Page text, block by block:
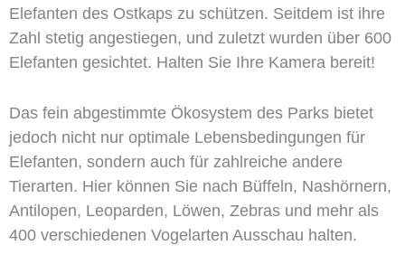
Elefanten des Ostkaps zu schützen. Seitdem ist ihre
Zahl stetig angestiegen, und zuletzt wurden über 600
Elefanten gesichtet. Halten Sie Ihre Kamera bereit!
Das fein abgestimmte Ökosystem des Parks bietet
jedoch nicht nur optimale Lebensbedingungen für
Elefanten, sondern auch für zahlreiche andere
Tierarten. Hier können Sie nach Büffeln, Nashörnern,
Antilopen, Leoparden, Löwen, Zebras und mehr als
400 verschiedenen Vogelarten Ausschau halten.